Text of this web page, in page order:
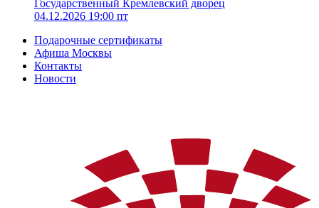
Государственный Кремлевский дворец
04.12.2026 19:00 пт
Подарочные сертификаты
Афиша Москвы
Контакты
Новости